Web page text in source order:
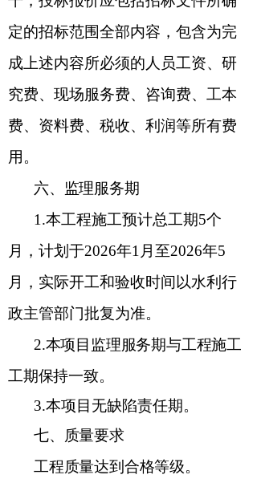
定的招标范围全部内容，包含为完
成上述内容所必须的人员工资、研
究费、现场服务费、咨询费、工本
费、资料费、税收、利润等所有费
用。
六、监理服务期
1.本工程施工预计总工期5个
月，计划于2026年1 月至2026年5
月
，实际开工和验收时间以水利行
政主管部门批复为准。
2.本项目监理服务期与工程施工
工期保持一致。
3.本项目无缺陷责任期。
七、质量要求
工程质量达到合格等级。